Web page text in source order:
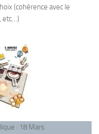
(cohérence avec le
etc…)
: 18 Mars